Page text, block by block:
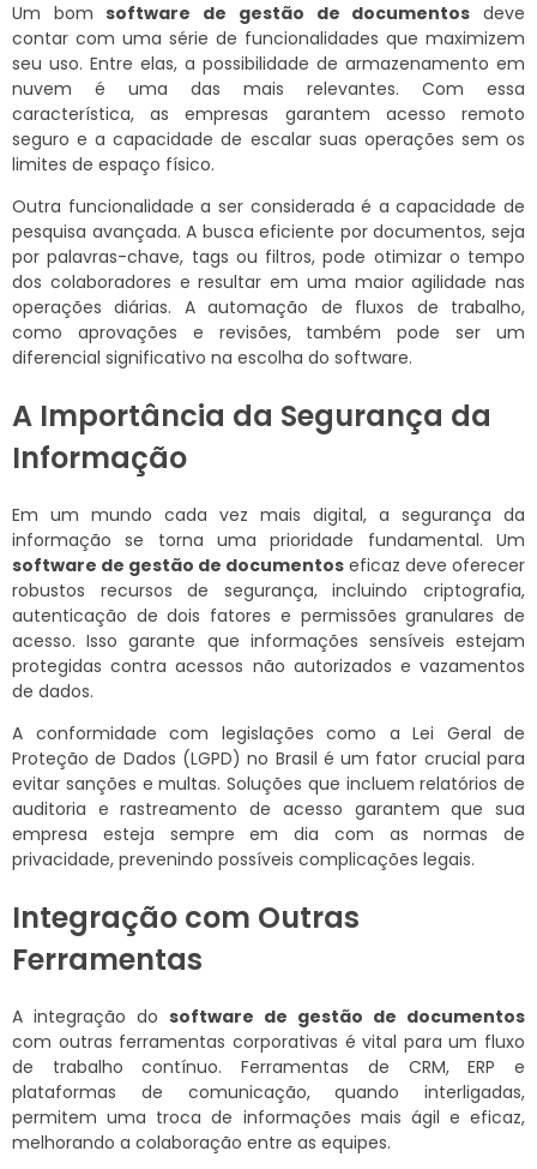
Um bomsoftware de gestão de documentos deve
contar com uma série de funcionalidades que maximizem
seu uso. Entre elas, a possibilidade de armazenamento em
nuvem é uma das mais relevantes. Com essa
característica, as empresas garantem acesso remoto
seguro e a capacidade de escalar suas operações sem os
limites de espaço físico.
Outra funcionalidade a ser considerada é a capacidade de
pesquisa avançada. A busca eficiente por documentos, seja
por palavras-chave, tags ou filtros, pode otimizar o tempo
dos colaboradores e resultar em uma maior agilidade nas
operações diárias. A automação de fluxos de trabalho,
como aprovações e revisões, também pode ser um
diferencial significativo na escolha do software.
A Importância da Segurança da
Informação
Em um mundo cada vez mais digital, a segurança da
informação se torna uma prioridade fundamental. Um
software de gestão de documentos eficaz deve oferecer
robustos recursos de segurança, incluindo criptografia,
autenticação de dois fatores e permissões granulares de
acesso. Isso garante que informações sensíveis estejam
protegidas contra acessos não autorizados e vazamentos
de dados.
A conformidade com legislações como a Lei Geral de
Proteção de Dados (LGPD) no Brasil é um fator crucial para
evitar sanções e multas. Soluções que incluem relatórios de
auditoria e rastreamento de acesso garantem que sua
empresa esteja sempre em dia com as normas de
privacidade, prevenindo possíveis complicações legais.
Integração com Outras
Ferramentas
A integração do software de gestão de documentos
com outras ferramentas corporativas é vital para um fluxo
de trabalho contínuo. Ferramentas de CRM, ERP e
plataformas de comunicação, quando interligadas,
permitem uma troca de informações mais ágil e eficaz,
melhorando a colaboração entre as equipes.